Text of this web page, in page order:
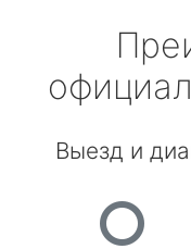
Выезд и